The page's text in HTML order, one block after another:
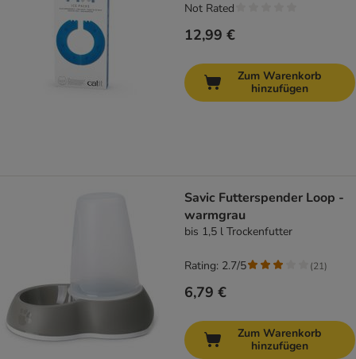
12,99 €
Not Rated
Zum Warenkorb
hinzufügen
Savic Futterspender Loop -
warmgrau
bis 1,5 l Trockenfutter
6,79 €
Rating: 2.7/5 (21)
Zum Warenkorb
hinzufügen